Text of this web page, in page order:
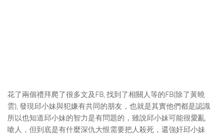
花了兩個禮拜爬了很多文及FB, 找到了相關人等的FB(除了黃曉
雲), 發現邱小妹與犯嫌有共同的朋友，也就是其實他們都是認識
所以也知道邱小妹的智力是有問題的，雖說邱小妹可能很愛亂
嗆人，但到底是有什麼深仇大恨需要把人殺死，還強奸邱小妹